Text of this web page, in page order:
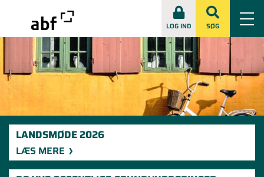
LOG IND SØG
LANDSMØDE 2026
LÆS MERE